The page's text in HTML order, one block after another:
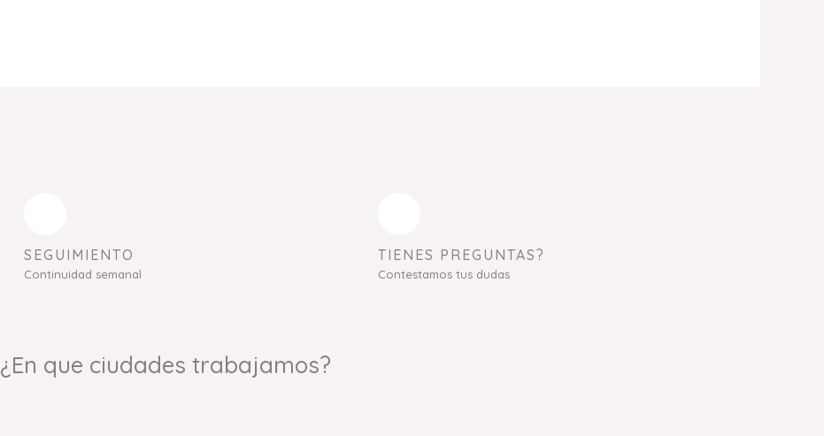
SEGUIMIENTO
Continuidad semanal
TIENES PREGUNTAS?
Contestamos tus dudas
¿En que ciudades trabajamos?